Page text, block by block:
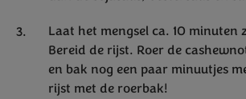
Laat het mengsel ca. 10 minuten
Bereid de rijst. Roer de
en bak nog een paar minuutjes
rijst met de roerbak!